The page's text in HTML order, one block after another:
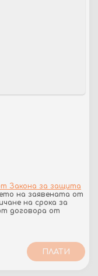
Закона за защита
на заявената от
на срока за
договора от